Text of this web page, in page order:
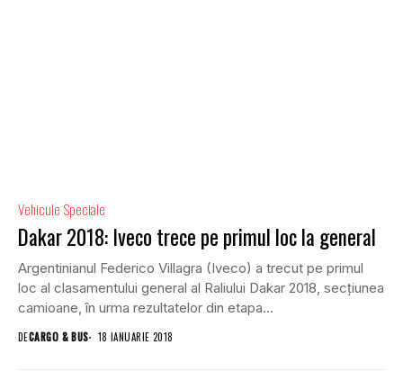
Vehicule Speciale
Dakar 2018: Iveco trece pe primul loc la general
Argentinianul Federico Villagra (Iveco) a trecut pe primul
loc al clasamentului general al Raliului Dakar 2018, secțiunea
camioane, în urma rezultatelor din etapa...
DECARGO & BUS 18 IANUARIE 2018